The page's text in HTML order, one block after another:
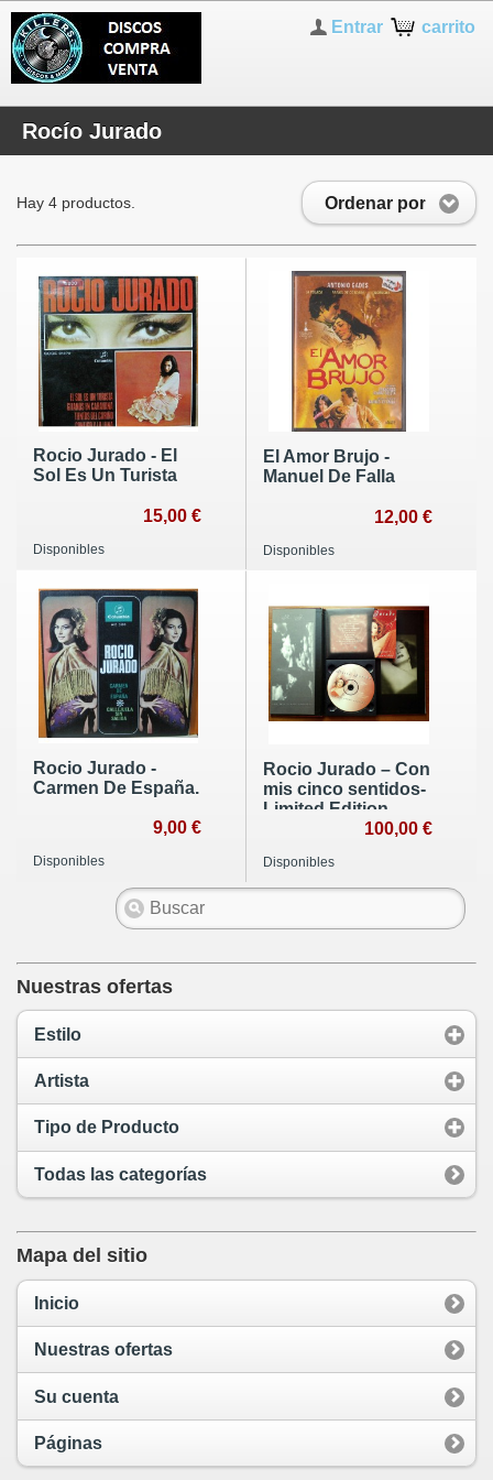
carrito
Entrar
Rocío Jurado
Ordenar por
Hay 4 productos.
Rocio Jurado - El
Sol Es Un Turista
15,00 €
Disponibles
El Amor Brujo -
Manuel De Falla
12,00 €
Disponibles
Rocio Jurado -
Carmen De España.
9,00 €
Disponibles
Rocio Jurado – Con
mis cinco sentidos-
Limited Edition,
100,00 €
Disponibles
Nuestras ofertas
Estilo
Artista
Tipo de Producto
Todas las categorías
Mapa del sitio
Inicio
Nuestras ofertas
Su cuenta
Páginas